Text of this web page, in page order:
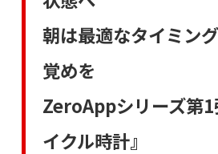
朝は最適なタイミン
覚めを
ZeroAppシリーズ第
イクル時計』